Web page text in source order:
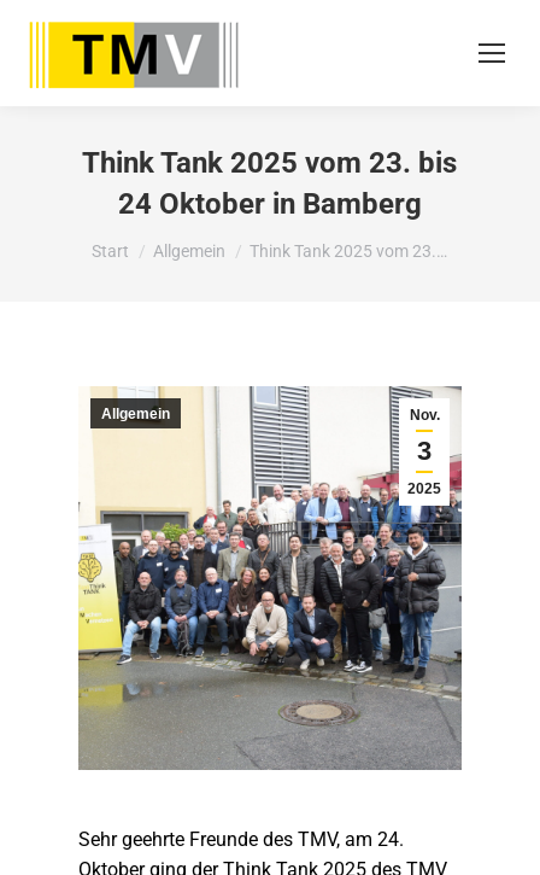
Think Tank 2025 vom 23. bis
24 Oktober in Bamberg
Sie befinden sich hier:
Start Allgemein Think Tank 2025 vom 23.…
Nov.
3
2025
Allgemein
Sehr geehrte Freunde des TMV, am 24.
Oktober ging der Think Tank 2025 des TMV